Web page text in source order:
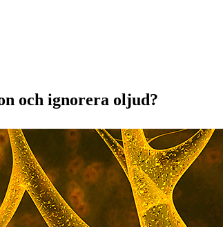
och ignorera oljud?